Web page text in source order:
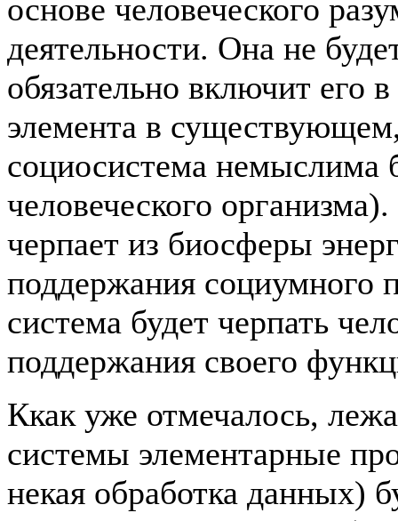
основе человеческого
деятельности. Она не
обязательно включит его
элемента в
социосистема немыслима
человеческого
черпает из биосферы
поддержания социумного
система будет черпать
поддержания своего
Ккак уже отмечалось,
системы элементарные
некая обработка данных)